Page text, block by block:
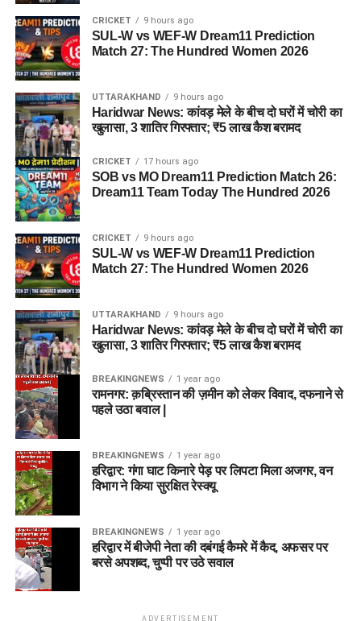
CRICKET 9 hours ago
SUL-W vs WEF-W Dream11 Prediction
Match 27: The Hundred Women 2026
UTTARAKHAND 9 hours ago
Haridwar News: कांवड़ मेले के बीच दो घरों में चोरी का
खुलासा, 3 शातिर गिरफ्तार; ₹5 लाख कैश बरामद
CRICKET 17 hours ago
SOB vs MO Dream11 Prediction Match 26:
Dream11 Team Today The Hundred 2026
CRICKET 9 hours ago
SUL-W vs WEF-W Dream11 Prediction
Match 27: The Hundred Women 2026
UTTARAKHAND 9 hours ago
Haridwar News: कांवड़ मेले के बीच दो घरों में चोरी का
खुलासा, 3 शातिर गिरफ्तार; ₹5 लाख कैश बरामद
BREAKINGNEWS 1 year ago
रामनगर: क़ब्रिस्तान की ज़मीन को लेकर विवाद, दफनाने से
पहले उठा बवाल |
BREAKINGNEWS 1 year ago
हरिद्वार: गंगा घाट किनारे पेड़ पर लिपटा मिला अजगर, वन
विभाग ने किया सुरक्षित रेस्क्यू
BREAKINGNEWS 1 year ago
हरिद्वार में बीजेपी नेता की दबंगई कैमरे में कैद, अफसर पर
बरसे अपशब्द, चुप्पी पर उठे सवाल
ADVERTISEMENT